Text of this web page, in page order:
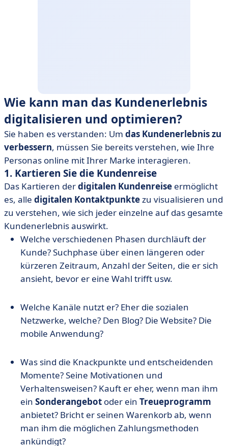
Wie kann man das Kundenerlebnis
digitalisieren und optimieren?
Sie haben es verstanden: Um das Kundenerlebnis zu
verbessern, müssen Sie bereits verstehen, wie Ihre
Personas online mit Ihrer Marke interagieren.
1. Kartieren Sie die Kundenreise
Das Kartieren derdigitalen Kundenreise ermöglicht
es, alle digitalen Kontaktpunktezu visualisieren und
zu verstehen, wie sich jeder einzelne auf das gesamte
Kundenerlebnis auswirkt.
Welche verschiedenen Phasen durchläuft der
Kunde? Suchphase über einen längeren oder
kürzeren Zeitraum, Anzahl der Seiten, die er sich
ansieht, bevor er eine Wahl trifft usw.
Welche Kanäle nutzt er? Eher die sozialen
Netzwerke, welche? Den Blog? Die Website? Die
mobile Anwendung?
Was sind die Knackpunkte und entscheidenden
Momente? Seine Motivationen und
Verhaltensweisen? Kauft er eher, wenn man ihm
ein Sonderangebot oder ein Treueprogramm
anbietet? Bricht er seinen Warenkorb ab, wenn
man ihm die möglichen Zahlungsmethoden
ankündigt?